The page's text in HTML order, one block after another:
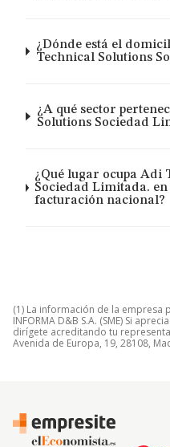
¿Dónde está el
Technical Solutions
¿A qué sector
Solutions Sociedad
¿Qué lugar ocupa Adi
Sociedad Limitada.
facturación nacional?
(1) La información de la empresa
INFORMA D&B S.A. (SME) Si
dirígete acreditando tu
Avenida de Europa, 19, 28108,